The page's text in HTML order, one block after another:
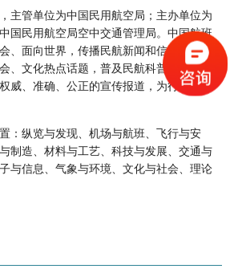
少？
？
？
？
主管单位为中国民用航空局；主办单位为
国民用航空局空中交通管理局。中国航班
、面向世界，传播民航新闻和信息，报道
、文化热点话题，普及民航科普知识，发
威、准确、公正的宣传报道，为行业创造
：纵览与发现、机场与航班、飞行与安
制造、材料与工艺、科技与发展、交通与
与信息、气象与环境、文化与社会、理论